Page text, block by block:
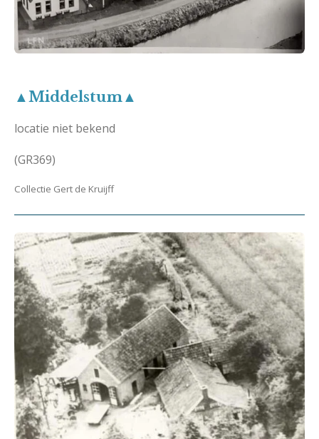
▲Middelstum▲
locatie niet bekend
(GR369)
Collectie Gert de Kruijff